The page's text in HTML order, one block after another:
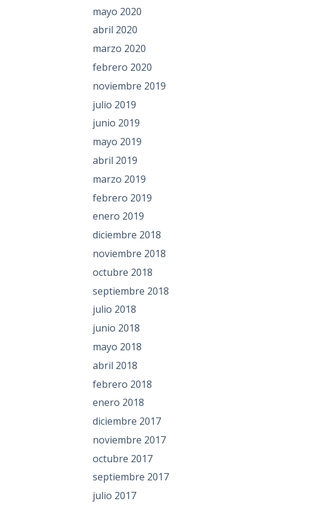
mayo 2020
abril 2020
marzo 2020
febrero 2020
noviembre 2019
julio 2019
junio 2019
mayo 2019
abril 2019
marzo 2019
febrero 2019
enero 2019
diciembre 2018
noviembre 2018
octubre 2018
septiembre 2018
julio 2018
junio 2018
mayo 2018
abril 2018
febrero 2018
enero 2018
diciembre 2017
noviembre 2017
octubre 2017
septiembre 2017
julio 2017